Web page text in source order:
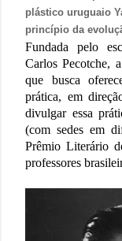
plástico uruguaio
princípio da
Fundada pelo
Carlos Pecotche,
que busca
prática, em
divulgar essa
(com sedes em
Prêmio Literário
professores